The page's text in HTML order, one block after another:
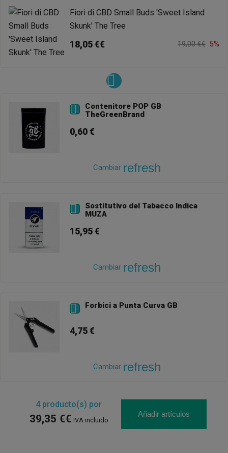
Fiori di CBD Small Buds 'Sweet Island
Skunk' The Tree
18,05 €€ 19,00 €€ 5%

Contenitore POP GB
TheGreenBrand
0,60 €
Cambiar refresh

Sostitutivo del Tabacco Indica
MUZA
15,95 €
Cambiar refresh
 Forbici a Punta Curva GB
4,75 €
Cambiar refresh
4producto(s) por
39,35 €€ IVA incluido
Añadir artículos